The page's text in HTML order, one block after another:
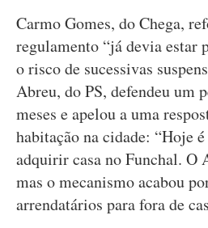
Carmo Gomes, do Chega,
regulamento “já devia estar
o risco de sucessivas
Abreu, do PS, defendeu um
meses e apelou a uma
habitação na cidade: “Hoje
adquirir casa no Funchal. O
mas o mecanismo acabou
arrendatários para fora de